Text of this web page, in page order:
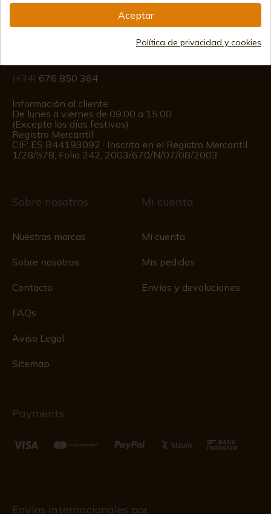
info@aceros-de-hispania.com
(+34) 676 850 364
Información al cliente
De lunes a viernes de 09:00 a 15:00
(Excepto los días festivos)
Registro Mercantil
CIF: ES B44193092 · Inscrita en el Registro Mercantil
1/28/578, Folio 242, 2003/670/N/07/08/2003
Sobre nosotros
Nuestras marcas
Sobre nosotros
Contacto
FAQs
Aviso Legal
Sitemap
Mi cuenta
Mi cuenta
Mis pedidos
Envíos y devoluciones
Payments
Envíos internacionales por
Aceptar
Política de privacidad y cookies